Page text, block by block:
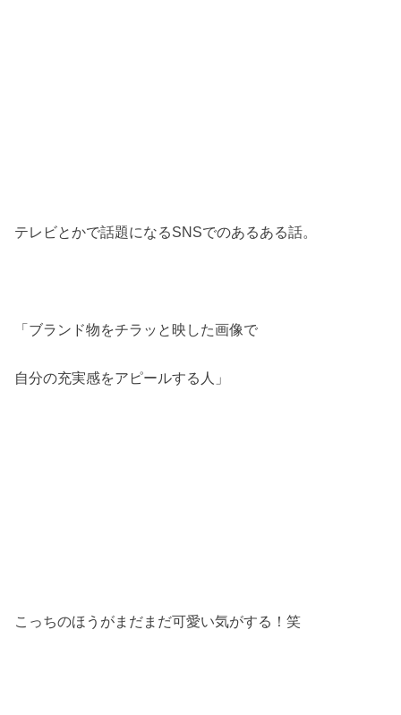
テレビとかで話題になるSNSでのあるある話。
「ブランド物をチラッと映した画像で
自分の充実感をアピールする人」
こっちのほうがまだまだ可愛い気がする！笑